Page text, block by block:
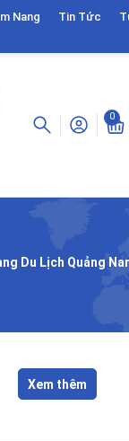
Nang Tin Tức
0
Du Lịch Quảng
Xem thêm